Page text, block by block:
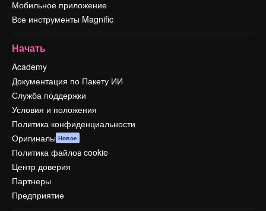
Мобильное приложение
Все инструменты Magnific
Начать
Academy
Документация по Пакету ИИ
Служба поддержки
Условия и положения
Политика конфиденциальности
Оригиналы Новое
Политика файлов cookie
Центр доверия
Партнеры
Предприятие